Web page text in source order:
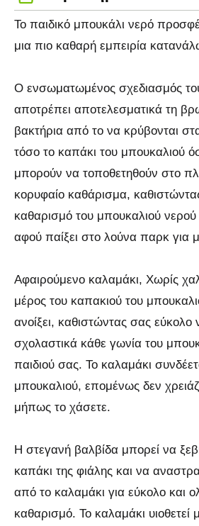
Το παιδικό μπουκάλι νερό
μια πιο καθαρή εμπειρία
Ο ενσωματωμένος σχεδιασμός
αποτρέπει αποτελεσματικά τη
βακτήρια από το να κρύβονται
τόσο το καπάκι του μπουκαλιού
μπορούν να τοποθετηθούν στο
κορυφαίο καθάρισμα,
καθαρισμό του μπουκαλιού νερού
αφού παίξει στο λούνα παρκ για
Αφαιρούμενο καλαμάκι, Χωρίς
μέρος του καπακιού του
ανοίξει, καθιστώντας σας εύκολο
σχολαστικά κάθε γωνία του
παιδιού σας. Το καλαμάκι
μπουκαλιού, επομένως δεν
μήπως το χάσετε.
Η στεγανή βαλβίδα μπορεί να
καπάκι της φιάλης και να
από το καλαμάκι για εύκολο και
καθαρισμό. Το καλαμάκι υιοθετεί